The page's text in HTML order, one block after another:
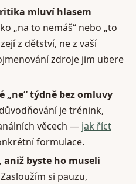
mluví hlasem
„na to nemáš“ nebo „to
z dětství, ne z vaší
zdroje jim ubere
„ne“ týdně bez omluvy
je trénink,
věcech — jak říct
formulace.
aniž byste ho museli
si pauzu,